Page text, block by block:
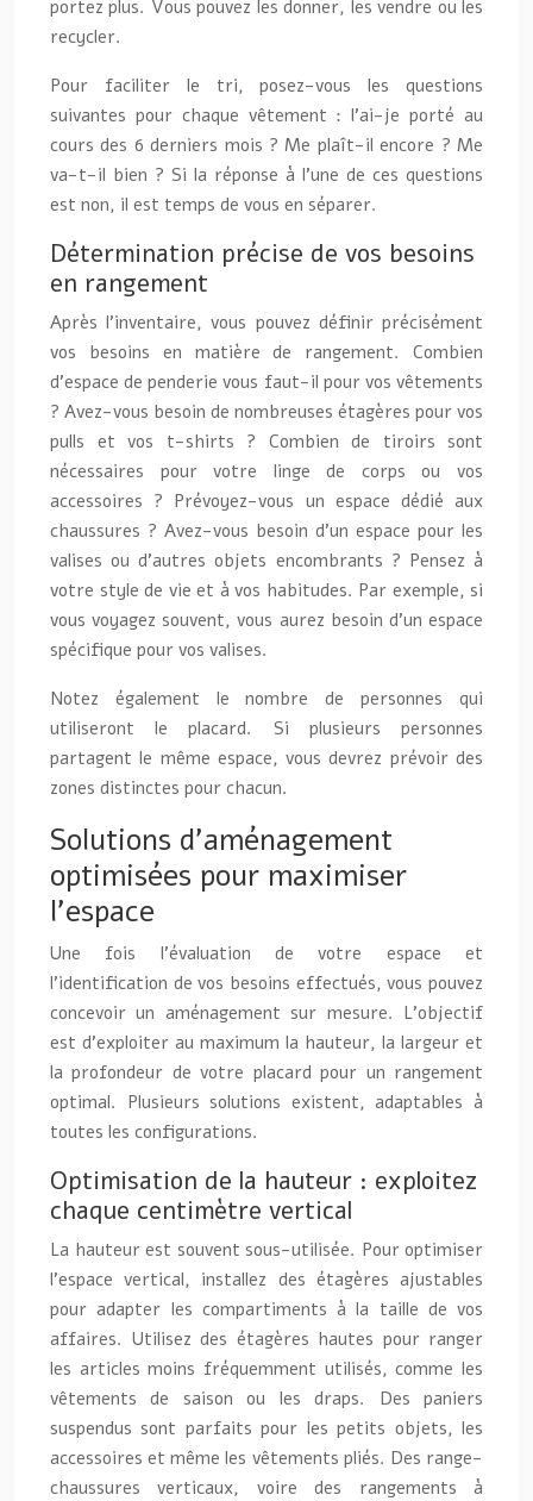
portez plus. Vous pouvez les donner, les vendre ou les
recycler.
Pour faciliter le tri, posez-vous les questions
suivantes pour chaque vêtement : l’ai-je porté au
cours des 6 derniers mois ? Me plaît-il encore ? Me
va-t-il bien ? Si la réponse à l’une de ces questions
est non, il est temps de vous en séparer.
Détermination précise de vos besoins
en rangement
Après l’inventaire, vous pouvez définir précisément
vos besoins en matière de rangement. Combien
d’espace de penderie vous faut-il pour vos vêtements
? Avez-vous besoin de nombreuses étagères pour vos
pulls et vos t-shirts ? Combien de tiroirs sont
nécessaires pour votre linge de corps ou vos
accessoires ? Prévoyez-vous un espace dédié aux
chaussures ? Avez-vous besoin d’un espace pour les
valises ou d’autres objets encombrants ? Pensez à
votre style de vie et à vos habitudes. Par exemple, si
vous voyagez souvent, vous aurez besoin d’un espace
spécifique pour vos valises.
Notez également le nombre de personnes qui
utiliseront le placard. Si plusieurs personnes
partagent le même espace, vous devrez prévoir des
zones distinctes pour chacun.
Solutions d’aménagement
optimisées pour maximiser
l’espace
Une fois l’évaluation de votre espace et
l’identification de vos besoins effectués, vous pouvez
concevoir un aménagement sur mesure. L’objectif
est d’exploiter au maximum la hauteur, la largeur et
la profondeur de votre placard pour un rangement
optimal. Plusieurs solutions existent, adaptables à
toutes les configurations.
Optimisation de la hauteur : exploitez
chaque centimètre vertical
La hauteur est souvent sous-utilisée. Pour optimiser
l’espace vertical, installez des étagères ajustables
pour adapter les compartiments à la taille de vos
affaires. Utilisez des étagères hautes pour ranger
les articles moins fréquemment utilisés, comme les
vêtements de saison ou les draps. Des paniers
suspendus sont parfaits pour les petits objets, les
accessoires et même les vêtements pliés. Des range-
chaussures verticaux, voire des rangements à